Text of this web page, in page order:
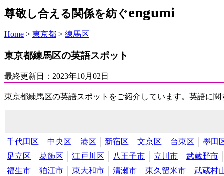
尊敬し合える関係を紡ぐengumi
Home > 東京都 > 練馬区
東京都練馬区の英語スポット
最終更新日： 2023年10月02日
東京都練馬区の英語スポットをご紹介しています。英語に
千代田区 中央区 港区 新宿区 文京区 台東区 墨田
足立区
葛飾区 江戸川区 八王子市 立川市 武蔵野市
福生市
狛江市 東大和市 清瀬市 東久留米市 武蔵村